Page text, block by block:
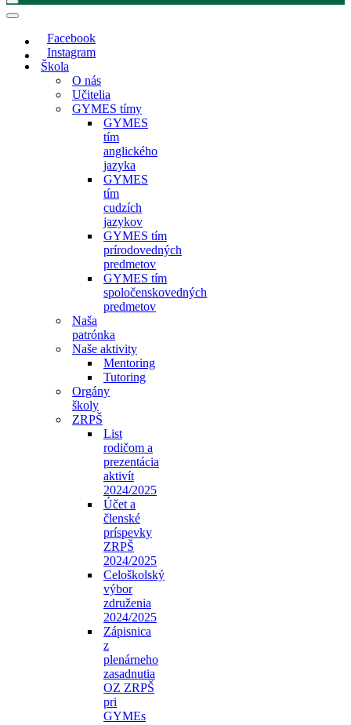
Menu
navigácie
Menu
navigácieFacebook
Instagram
Škola
O nás
Učitelia
GYMES tímy
GYMES
tím
anglického
jazyka
GYMES
tím
cudzích
jazykov
GYMES tím
prírodovedných
predmetov
GYMES tím
spoločenskovedných
predmetov
Naša
patrónka
Naše aktivity
Mentoring
Tutoring
Orgány
školy
ZRPŠ
List
rodičom a
prezentácia
aktivít
2024/2025
Účet a
členské
príspevky
ZRPŠ
2024/2025
Celoškolský
výbor
združenia
2024/2025
Zápisnica
z
plenárneho
zasadnutia
OZ ZRPŠ
pri
GYMEs